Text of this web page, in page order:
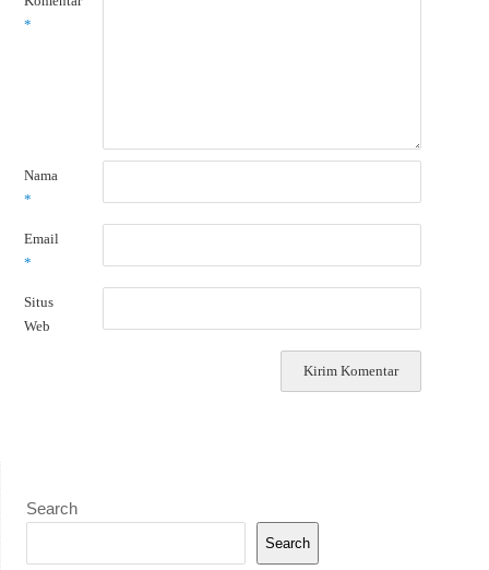
*
Nama
*
Email
*
Situs
Web
Search
Search